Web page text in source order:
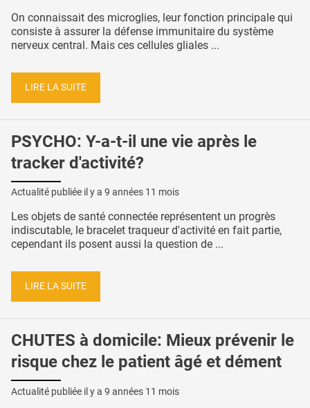
On connaissait des microglies, leur fonction principale qui
consiste à assurer la défense immunitaire du système
nerveux central. Mais ces cellules gliales ...
LIRE LA SUITE
PSYCHO: Y-a-t-il une vie après le
tracker d'activité?
Actualité publiée il y a 9 années 11 mois
Les objets de santé connectée représentent un progrès
indiscutable, le bracelet traqueur d'activité en fait partie,
cependant ils posent aussi la question de ...
LIRE LA SUITE
CHUTES à domicile: Mieux prévenir le
risque chez le patient âgé et dément
Actualité publiée il y a 9 années 11 mois